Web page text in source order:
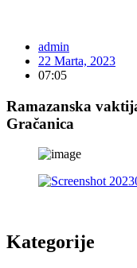
admin
22 Marta, 2023
07:05
Ramazanska
Gračanica
Kategorije